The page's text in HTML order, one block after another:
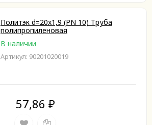
Политэк d=20x1,9 (PN 10) Труба
полипропиленовая
В наличии
Артикул: 90201020019
57,86 ₽